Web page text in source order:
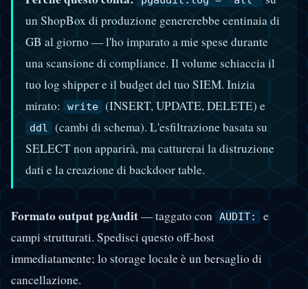
un ShopBox di produzione genererebbe centinaia di
GB al giorno — l'ho imparato a mie spese durante
una scansione di compliance. Il volume schiaccia il
tuo log shipper e il budget del tuo SIEM. Inizia
mirato:
write (INSERT, UPDATE, DELETE) e
ddl
(cambi di schema). L'esfiltrazione basata su
SELECT non apparirà, ma catturerai la distruzione
dati e la creazione di backdoor table.
Formato output pgAudit— taggato con AUDIT:
e
campi strutturati. Spedisci questo off-host
immediatamente; lo storage locale è un bersaglio di
cancellazione.